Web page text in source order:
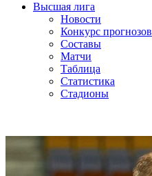
Высшая лига
Новости
Конкурс прогнозов
Составы
Матчи
Таблица
Статистика
Стадионы